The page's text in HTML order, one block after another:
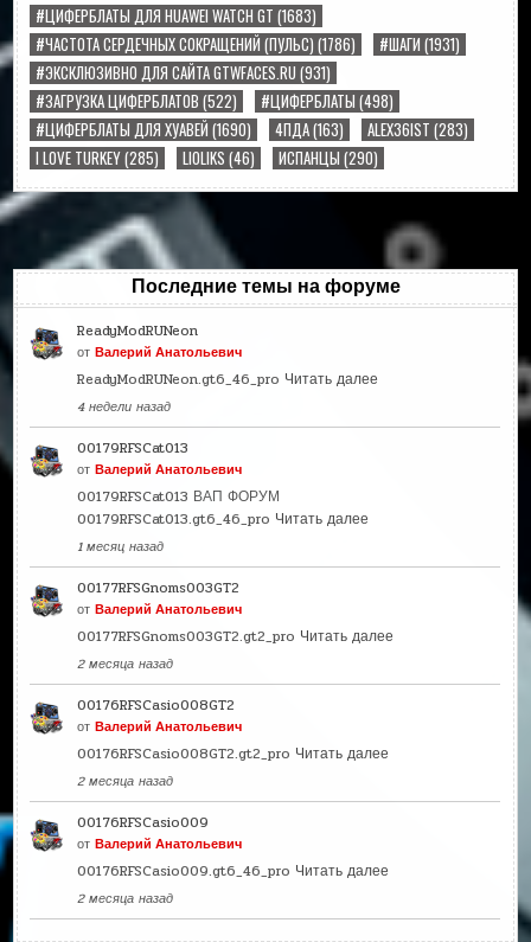
#ЦИФЕРБЛАТЫ ДЛЯ HUAWEI WATCH GT (1683)
#ЧАСТОТА СЕРДЕЧНЫХ СОКРАЩЕНИЙ (ПУЛЬС) (1786) #ШАГИ (1931)
#ЭКСКЛЮЗИВНО ДЛЯ САЙТА GTWFACES.RU (931)
#ЗАГРУЗКА ЦИФЕРБЛАТОВ (522) #ЦИФЕРБЛАТЫ (498)
#ЦИФЕРБЛАТЫ ДЛЯ ХУАВЕЙ (1690) 4ПДА(163) ALEX36IST (283)
I LOVE TURKEY(285) LIOLIKS (46) ИСПАНЦЫ (290)
Последние темы на форуме
ReadyModRUNeon
отВалерий Анатольевич
ReadyModRUNeon.gt6_46_pro Читать далее
4 недели назад
00179RFSCat013
отВалерий Анатольевич
00179RFSCat013 ВАП ФОРУМ
00179RFSCat013.gt6_46_pro Читать далее
1 месяц назад
00177RFSGnoms003GT2
отВалерий Анатольевич
00177RFSGnoms003GT2.gt2_pro Читать далее
2 месяца назад
00176RFSCasio008GT2
отВалерий Анатольевич
00176RFSCasio008GT2.gt2_pro Читать далее
2 месяца назад
00176RFSCasio009
отВалерий Анатольевич
00176RFSCasio009.gt6_46_pro Читать далее
2 месяца назад